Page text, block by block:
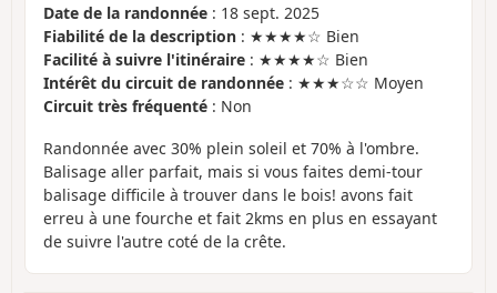
Date de la randonnée : 18 sept. 2025
Fiabilité de la description : ★★★★☆ Bien
Facilité à suivre l'itinéraire : ★★★★☆ Bien
Intérêt du circuit de randonnée : ★★★☆☆ Moyen
Circuit très fréquenté : Non
Randonnée avec 30% plein soleil et 70% à l'ombre.
Balisage aller parfait, mais si vous faites demi-tour
balisage difficile à trouver dans le bois! avons fait
erreu à une fourche et fait 2kms en plus en essayant
de suivre l'autre coté de la crête.